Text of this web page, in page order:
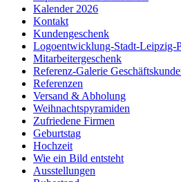
Kalender 2026
Kontakt
Kundengeschenk
Logoentwicklung-Stadt-Leipzig-
Mitarbeitergeschenk
Referenz-Galerie
Referenzen
Versand & Abholung
Weihnachtspyramiden
Zufriedene Firmen
Geburtstag
Hochzeit
Wie ein Bild entsteht
Ausstellungen